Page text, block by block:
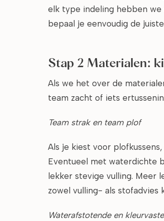
elk type indeling hebben we
bepaal je eenvoudig de
Stap 2 Materialen:
Als we het over de
team zacht of iets
Team strak en team plof
Als je kiest voor
Eventueel met waterdichte
lekker stevige vulling. Meer
zowel vulling- als stofadvies
Waterafstotende en